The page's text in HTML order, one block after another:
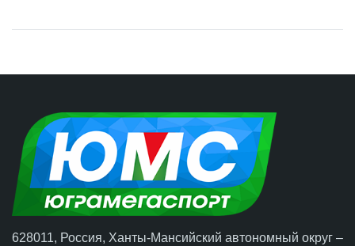
628011, Россия, Ханты-Мансийский автономный округ –